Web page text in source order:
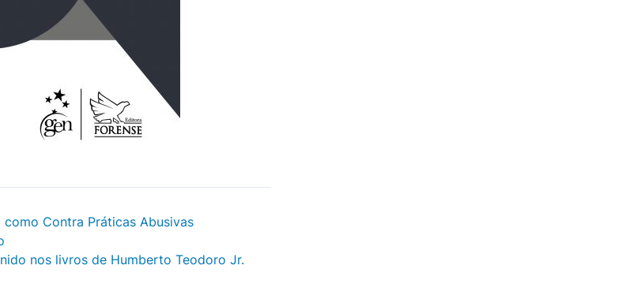
Contra Práticas Abusivas
nos livros de Humberto Teodoro Jr.